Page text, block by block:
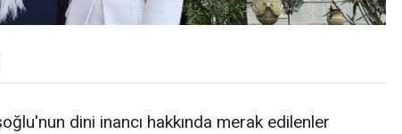
dini inancı hakkında merak edilenler